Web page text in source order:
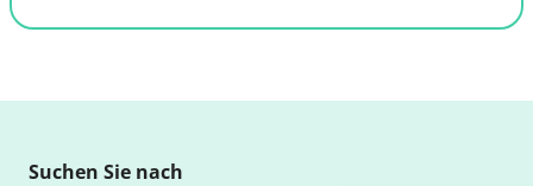
Suchen Sie nach